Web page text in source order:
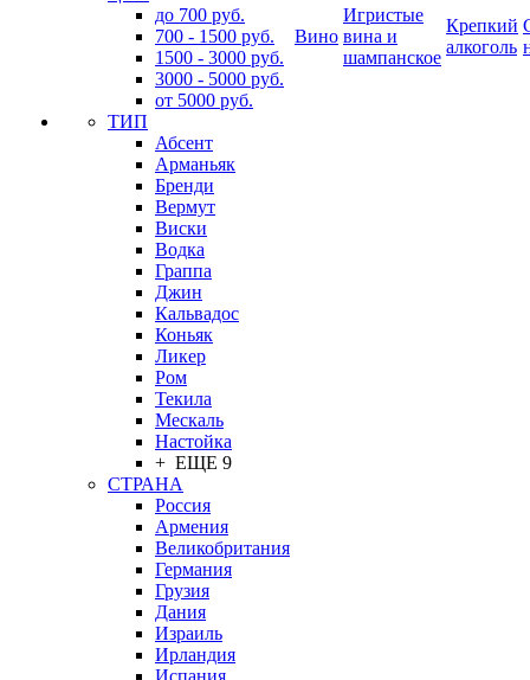
до 700 руб.
700 - 1500 руб.
1500 - 3000 руб.
3000 - 5000 руб.
от 5000 руб.
ТИП
Абсент
Арманьяк
Бренди
Вермут
Виски
Водка
Граппа
Джин
Кальвадос
Коньяк
Ликер
Ром
Текила
Мескаль
Настойка
+ ЕЩЕ 9
СТРАНА
Россия
Армения
Великобритания
Германия
Грузия
Дания
Израиль
Ирландия
Испания
Вино
Игристые
вина и
шампанское
Крепкий
алкоголь